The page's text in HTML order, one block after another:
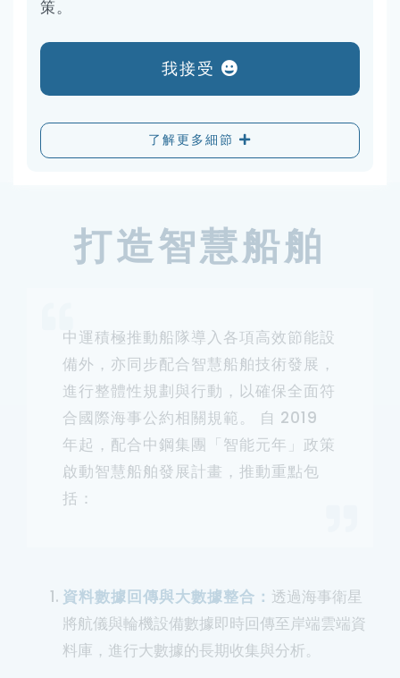
況，並透過逐季檢討，適時調整船舶營運與航程
策略，進一步提升整體能效與競爭力。
打造智慧船舶
中運積極推動船隊導入各項高效節能設
備外，亦同步配合智慧船舶技術發展，
進行整體性規劃與行動，以確保全面符
合國際海事公約相關規範。 自 2019
年起，配合中鋼集團「智能元年」政策
啟動智慧船舶發展計畫，推動重點包
括：
資料數據回傳與大數據整合： 透過海事衛星
將航儀與輪機設備數據即時回傳至岸端雲端資
料庫，進行大數據的長期收集與分析。
策。
我接受
了解更多細節